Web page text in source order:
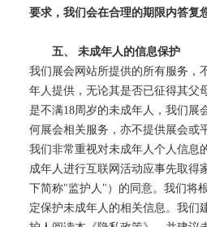
要求，我们会在合理的期限内答复
五、 未成年人的信息保护
我们展会网站所提供的所有服务，
年人提供，无论其是否已征得其父
是不满18 周岁的未成年人，我们展
何展会相关服务，亦不提供展会或
我们非常重视对未成年人个人信息
成年人进行互联网活动应事先取得
下简称"监护人 " ）的同意。我们将
定保护未成年人的相关信息。我们